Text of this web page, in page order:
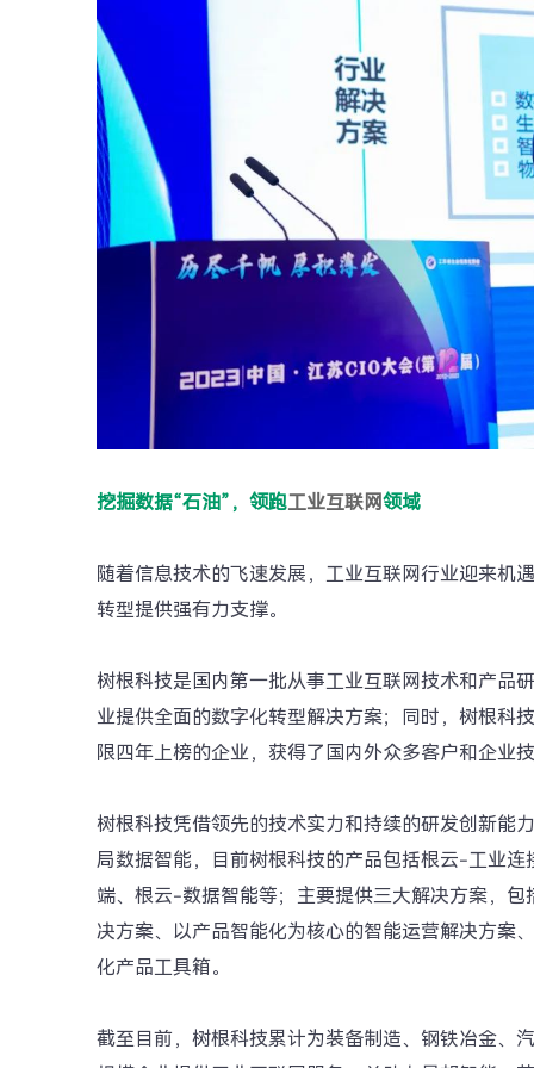
挖掘数据“石油”，领跑工业互联网领域
随着信息技术的飞速发展，工业互联网行业迎来机
转型提供强有力支撑。
树根科技是国内第一批从事工业互联网技术和产品
业提供全面的数字化转型解决方案；同时，树根科
限四年上榜的企业，获得了国内外众多客户和企业
树根科技凭借领先的技术实力和持续的研发创新能
局数据智能，目前树根科技的产品包括根云-工业
端、根云-数据智能等；主要提供三大解决方案，
决方案、以产品智能化为核心的智能运营解决方案
化产品工具箱。
截至目前，树根科技累计为装备制造、钢铁冶金、